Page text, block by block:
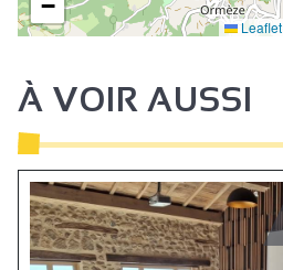
Réception
−
Leaflet
À VOIR AUSSI